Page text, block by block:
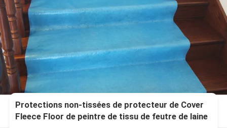
Protections non-tissées de protecteur de Cover
Fleece Floor de peintre de tissu de feutre de laine